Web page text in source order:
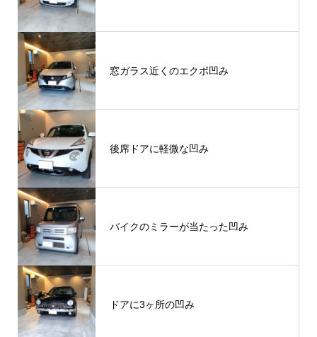
窓ガラス近くのエクボ凹み
後席ドアに軽微な凹み
バイクのミラーが当たった凹み
ドアに3ヶ所の凹み